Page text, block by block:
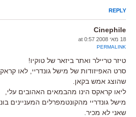
REPLY
Cinephile
18 מאי 2008 at 0:57
PERMALINK
טיזר טריילר ואתר ביזאר של טוקיו!
סרט האפיזודות של מישל גונדריי, לאו
שהוצג אמש בקאן.
ליאו קראקס הינו מהבמאים האהובים עלי,
מישל גונדריי מהקונטמפרלים המעניינים
שאני לא מכיר.